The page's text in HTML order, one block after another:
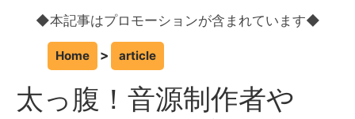
◆本記事はプロモーションが含まれています◆
Home article
太っ腹！音源制作者や